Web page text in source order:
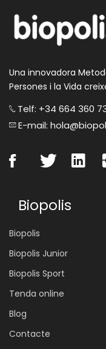
Una innovadora
Persones i la Vida
Telf: +34 664 360
E-mail:
Biopolis
Biopolis
Biopolis Junior
Biopolis Sport
Tenda online
Blog
Contacte